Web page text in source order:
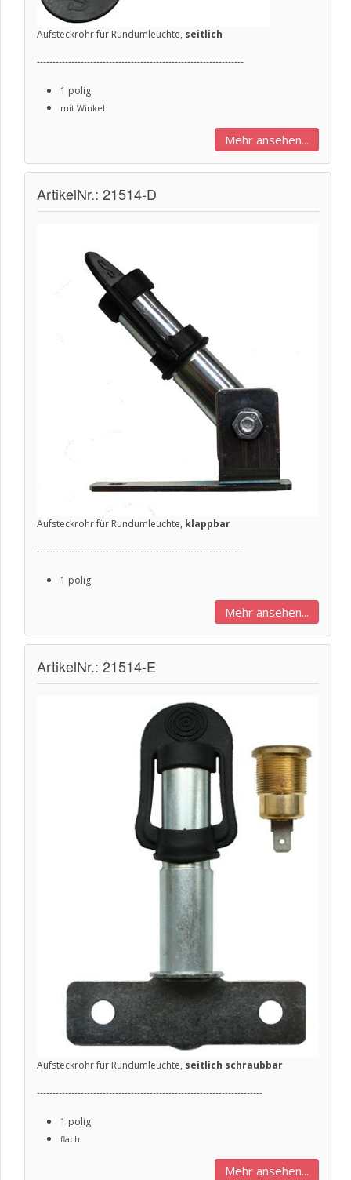
Aufsteckrohr für Rundumleuchte, seitlich
------------------------------------------------------------------
1 polig
mit Winkel
Mehr ansehen...
ArtikelNr.: 21514-D
Aufsteckrohr für Rundumleuchte, klappbar
------------------------------------------------------------------
1 polig
Mehr ansehen...
ArtikelNr.: 21514-E
Aufsteckrohr für Rundumleuchte, seitlich schraubbar
------------------------------------------------------------------------
1 polig
flach
Mehr ansehen...